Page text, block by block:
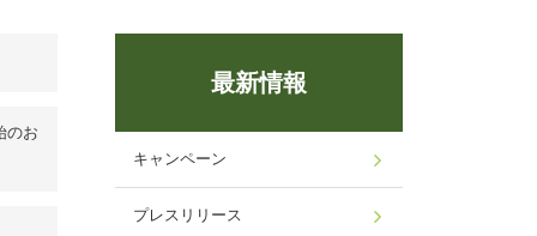
のお
最新情報
キャンペーン
プレスリリース